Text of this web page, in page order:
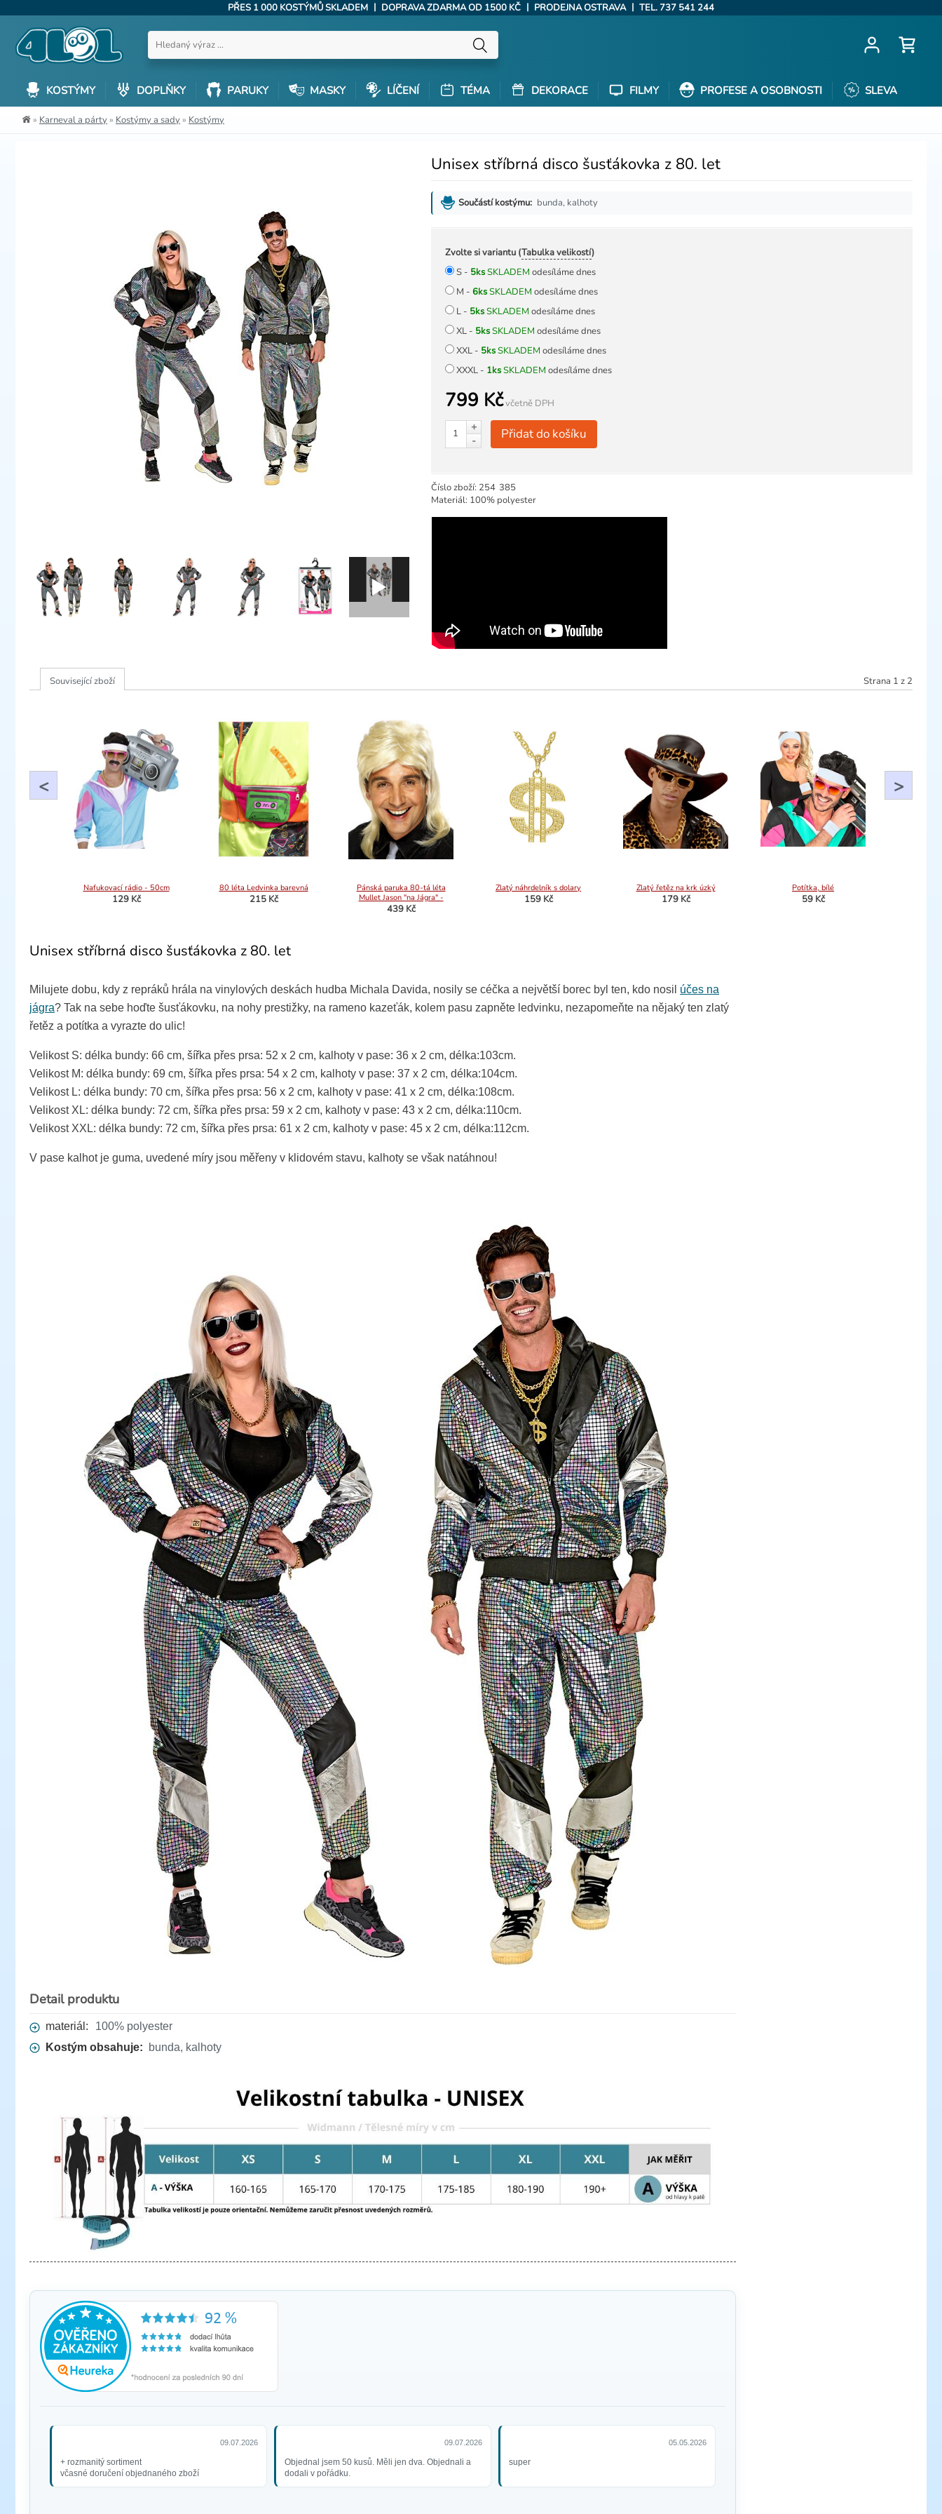
PŘES 1 000 KOSTÝMŮ SKLADEM | DOPRAVA ZDARMA OD 1500 KČ | PRODEJNA OSTRAVA | TEL. 737 541 244
KOSTÝMY DOPLŇKY PARUKY MASKY LÍČENÍ TÉMA DEKORACE FILMY PROFESE A OSOBNOSTI SLEVA
» Karneval a párty » Kostýmy a sady » Kostýmy
Unisex stříbrná disco šusťákovka z 80. let
Součástí kostýmu: bunda, kalhoty
Zvolte si variantu (Tabulka velikostí)
S - 5ksSKLADEM odesíláme dnes
M -6ksSKLADEM odesíláme dnes
L - 5ksSKLADEM odesíláme dnes
XL - 5ksSKLADEM odesíláme dnes
XXL - 5ksSKLADEM odesíláme dnes
XXXL - 1ksSKLADEM odesíláme dnes
799 Kčvčetně DPH
+
-
Přidat do košíku
Číslo zboží: 254 385
Materiál: 100% polyester
Související zboží Strana 1 z 2
<
Nafukovací rádio - 50cm
129 Kč
80 léta Ledvinka barevná
215 Kč
Pánská paruka 80-tá léta
Mullet Jason "na Jágra" -
Blond
439 Kč
Zlatý náhrdelník s dolary
159 Kč
Zlatý řetěz na krk úzký
179 Kč
Potítka, bílé
59 Kč
>
Unisex stříbrná disco šusťákovka z 80. let
Milujete dobu, kdy z repráků hrála na vinylových deskách hudba Michala Davida, nosily se céčka a největší borec byl ten, kdo nosil účes na
jágra? Tak na sebe hoďte šusťákovku, na nohy prestižky, na rameno kazeťák, kolem pasu zapněte ledvinku, nezapomeňte na nějaký ten zlatý
řetěz a potítka a vyrazte do ulic!
Velikost S: délka bundy: 66 cm, šířka přes prsa: 52 x 2 cm, kalhoty v pase: 36 x 2 cm, délka:103cm.
Velikost M: délka bundy: 69 cm, šířka přes prsa: 54 x 2 cm, kalhoty v pase: 37 x 2 cm, délka:104cm.
Velikost L: délka bundy: 70 cm, šířka přes prsa: 56 x 2 cm, kalhoty v pase: 41 x 2 cm, délka:108cm.
Velikost XL: délka bundy: 72 cm, šířka přes prsa: 59 x 2 cm, kalhoty v pase: 43 x 2 cm, délka:110cm.
Velikost XXL: délka bundy: 72 cm, šířka přes prsa: 61 x 2 cm, kalhoty v pase: 45 x 2 cm, délka:112cm.
V pase kalhot je guma, uvedené míry jsou měřeny v klidovém stavu, kalhoty se však natáhnou!
Detail produktu
materiál:
100% polyester
Kostým obsahuje:
bunda, kalhoty
09.07.2026
+ rozmanitý sortiment
včasné doručení objednaného zboží
09.07.2026
Objednal jsem 50 kusů. Měli jen dva. Objednali a
dodali v pořádku.
05.05.2026
super